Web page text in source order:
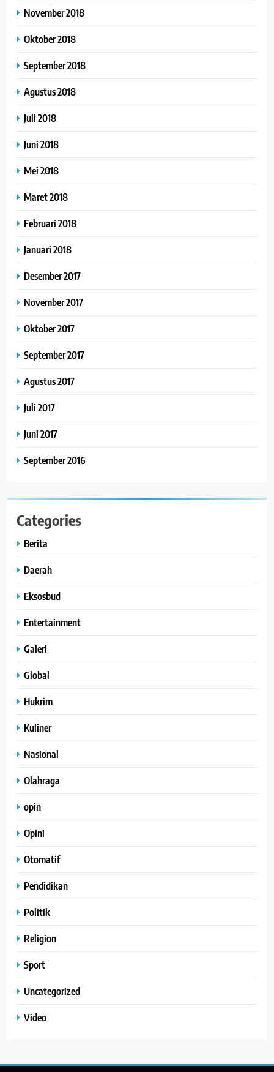
November 2018
Oktober 2018
September 2018
Agustus 2018
Juli 2018
Juni 2018
Mei 2018
Maret 2018
Februari 2018
Januari 2018
Desember 2017
November 2017
Oktober 2017
September 2017
Agustus 2017
Juli 2017
Juni 2017
September 2016
Categories
Berita
Daerah
Eksosbud
Entertainment
Galeri
Global
Hukrim
Kuliner
Nasional
Olahraga
opin
Opini
Otomatif
Pendidikan
Politik
Religion
Sport
Uncategorized
Video